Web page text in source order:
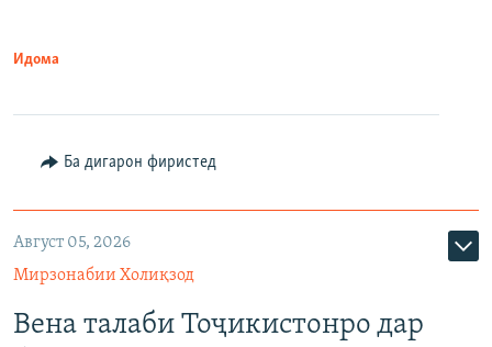
Идома
Ба дигарон фиристед
Август 05, 2026
Мирзонабии Холиқзод
Вена талаби Тоҷикистонро дар